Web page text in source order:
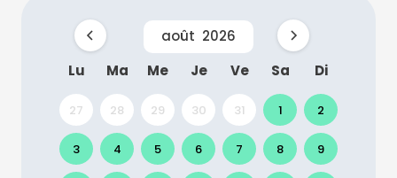
août 2026
Lu
Ma Me Je Ve Sa Di
27 28 29 30 31 1 2
3 4 5 6 7 8 9